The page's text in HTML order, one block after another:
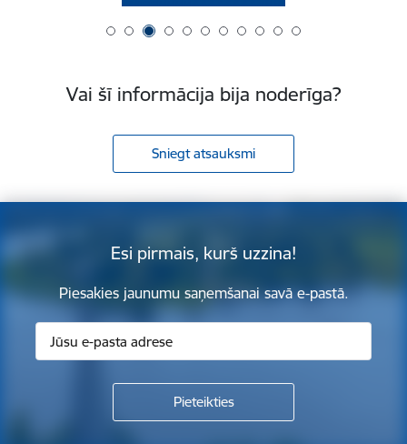
Vai šī informācija bija noderīga?
Sniegt atsauksmi
Esi pirmais, kurš uzzina!
Piesakies jaunumu saņemšanai savā e-pastā.